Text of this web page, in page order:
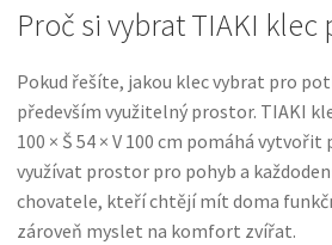
Proč si vybrat TIAKI
Pokud řešíte, jakou klec vybrat pro
především využitelný prostor. TIAKI
100 × Š 54 × V 100 cm pomáhá
využívat prostor pro pohyb a
chovatele, kteří chtějí mít doma
zároveň myslet na komfort zvířat.